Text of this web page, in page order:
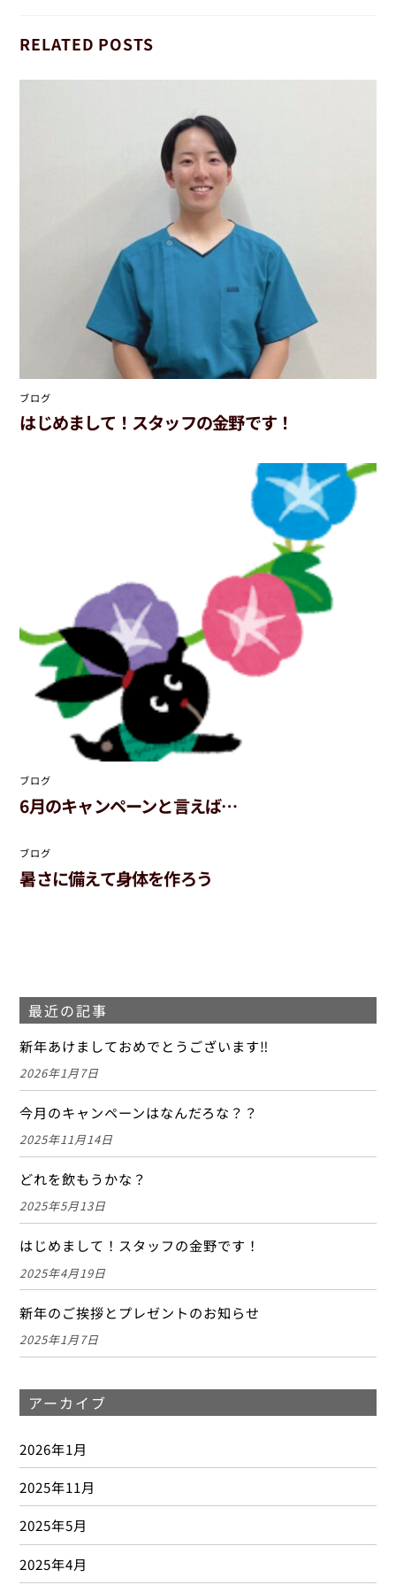
RELATED POSTS
ブログ
はじめまして！スタッフの金野です！
ブログ
6月のキャンペーンと言えば…
ブログ
暑さに備えて身体を作ろう
最近の記事
新年あけましておめでとうございます‼
2026年1月7日
今月のキャンペーンはなんだろな？？
2025年11月14日
どれを飲もうかな？
2025年5月13日
はじめまして！スタッフの金野です！
2025年4月19日
新年のご挨拶とプレゼントのお知らせ
2025年1月7日
アーカイブ
2026年1月
2025年11月
2025年5月
2025年4月